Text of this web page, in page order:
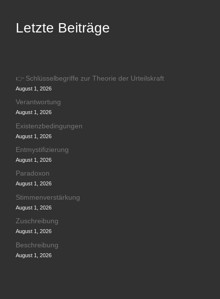
Letzte Beiträge
👉 Schlüsselbegriffe zur Theorie der Urteilskraft
August 1, 2026
Verantwortung
August 1, 2026
Existenzbedingungen
August 1, 2026
Entmystifizierung
August 1, 2026
Paradoxon
August 1, 2026
Stimmenverstärkung
August 1, 2026
Zuschreibung
August 1, 2026
Beschreibung
August 1, 2026